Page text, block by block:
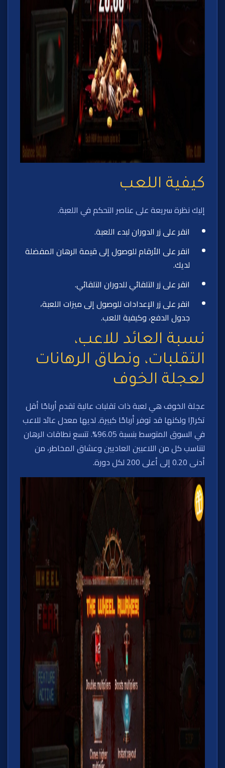
كيفية اللعب
إليك نظرة سريعة على عناصر التحكم في اللعبة.
انقر على زر الدوران لبدء اللعبة.
انقر على الأرقام للوصول إلى قيمة الرهان المفضلة
لديك.
انقر على زر التلقائي للدوران التلقائي.
انقر على زر الإعدادات للوصول إلى ميزات اللعبة،
جدول الدفع، وكيفية اللعب.
نسبة العائد للاعب،
التقلبات، ونطاق الرهانات
لعجلة الخوف
عجلة الخوف هي لعبة ذات تقلبات عالية تقدم أرباحًا أقل
تكرارًا ولكنها قد توفر أرباحًا كبيرة. لديها معدل عائد للاعب
في السوق المتوسط بنسبة 96.05%. تتسع نطاقات الرهان
لتناسب كل من اللاعبين العاديين وعشاق المخاطر، من
أدنى 0.20 إلى أعلى 200 لكل دورة.